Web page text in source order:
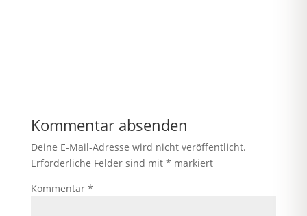
Kommentar absenden
Deine E-Mail-Adresse wird nicht veröffentlicht.
Erforderliche Felder sind mit * markiert
Kommentar *